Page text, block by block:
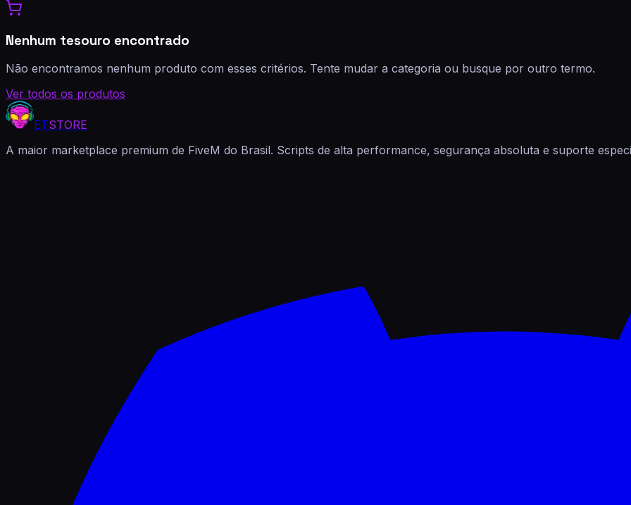
Nenhum tesouro encontrado
Não encontramos nenhum produto com esses critérios. Tente mudar a categoria ou busque por outro termo.
Ver todos os produtos
ETSTORE
A maior marketplace premium de FiveM do Brasil. Scripts de alta performance, segurança absoluta e suporte